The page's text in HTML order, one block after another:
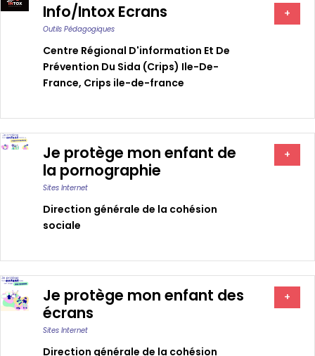
Info/Intox Ecrans
Outils Pédagogiques
Centre Régional D'information Et De
Prévention Du Sida (crips) Ile-De-
France, Crips ile-de-france
+
Je protège mon enfant de
la pornographie
Sites Internet
Direction générale de la cohésion
sociale
+
Je protège mon enfant des
écrans
Sites Internet
Direction générale de la cohésion
+